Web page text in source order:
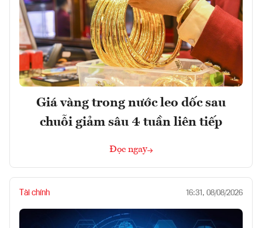
Giá vàng trong nước leo dốc sau
chuỗi giảm sâu 4 tuần liên tiếp
Đọc ngay
Tài chính 16:31, 08/08/2026